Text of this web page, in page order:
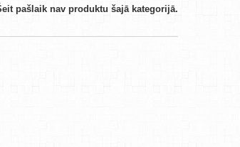
pašlaik nav produktu šajā kategorijā.